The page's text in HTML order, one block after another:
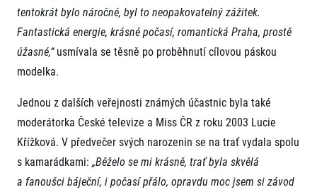
tentokrát bylo náročné, byl to neopakovatelný zážitek.
Fantastická energie, krásné počasí, romantická Praha, prostě
úžasné,“usmívala se těsně po proběhnutí cílovou páskou
modelka.
Jednou z dalších veřejnosti známých účastnic byla také
moderátorka České televize a Miss ČR z roku 2003 Lucie
Křížková. V předvečer svých narozenin se na trať vydala spolu
s kamarádkami: „Běželo se mi krásně, trať byla skvělá
a fanoušci báječní, i počasí přálo, opravdu moc jsem si závod